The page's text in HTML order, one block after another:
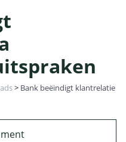
> Bank beëindigt klantrelatie